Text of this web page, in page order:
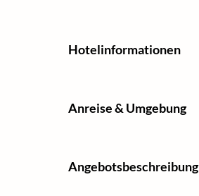
Hotelinformationen
Anreise & Umgebung
Angebotsbeschreibung